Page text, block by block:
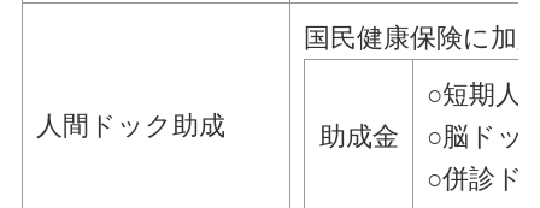
人間ドック助成
国民健康保険に加
助成金
○短期人
○脳ド
○併診ド